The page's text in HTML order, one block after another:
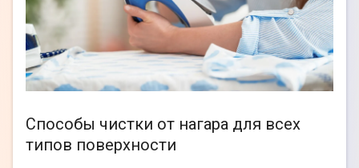
Способы чистки от нагара для всех
типов поверхности